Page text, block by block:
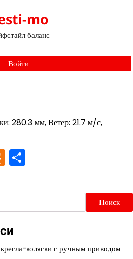
mo
баланс
Войти
280.3 мм, Ветер: 21.7 м/с,
Odnoklassniki
Поиск
коляски с ручным приводом